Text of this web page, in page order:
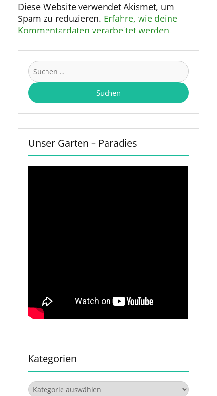
Diese Website verwendet Akismet, um
Spam zu reduzieren. Erfahre, wie deine
Kommentardaten verarbeitet werden.
Suchen
nach:
Unser Garten – Paradies
Kategorien
Kategorien